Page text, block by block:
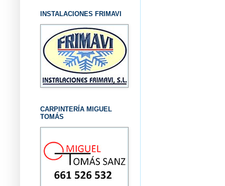
INSTALACIONES FRIMAVI
CARPINTERÍA MIGUEL
TOMÁS